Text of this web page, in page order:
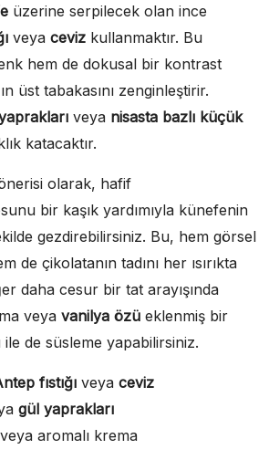
üzerine serpilecek olan ince
veya ceviz kullanmaktır. Bu
hem de dokusal bir kontrast
üst tabakasını zenginleştirir.
veya nisasta bazlı küçük
katacaktır.
olarak, hafif
bir kaşık yardımıyla künefenin
gezdirebilirsiniz. Bu, hem görsel
de çikolatanın tadını her ısırıkta
daha cesur bir tat arayışında
veya vanilya özü eklenmiş bir
de süsleme yapabilirsiniz.
fıstığı veya ceviz
gül yaprakları
aromalı krema